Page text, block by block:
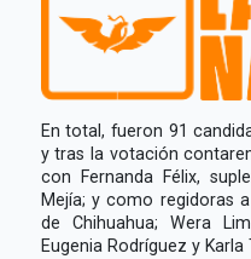
En total, fueron 91
y tras la votación
con Fernanda Félix,
Mejía; y como regidoras
de Chihuahua; Wera
Eugenia Rodríguez y